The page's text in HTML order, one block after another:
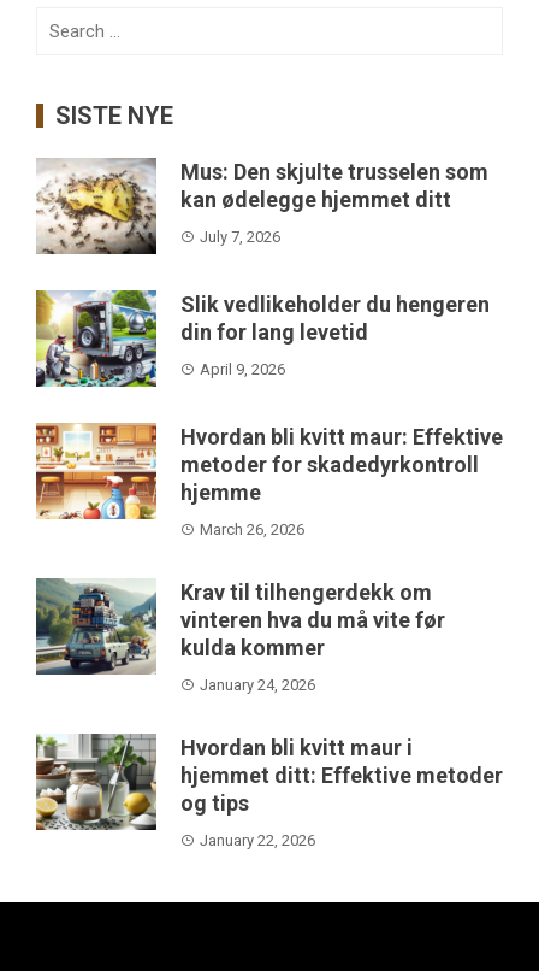
Search
SISTE NYE
Mus: Den skjulte trusselen som
kan ødelegge hjemmet ditt
July 7, 2026
Slik vedlikeholder du hengeren
din for lang levetid
April 9, 2026
Hvordan bli kvitt maur: Effektive
metoder for skadedyrkontroll
hjemme
March 26, 2026
Krav til tilhengerdekk om
vinteren hva du må vite før
kulda kommer
January 24, 2026
Hvordan bli kvitt maur i
hjemmet ditt: Effektive metoder
og tips
January 22, 2026